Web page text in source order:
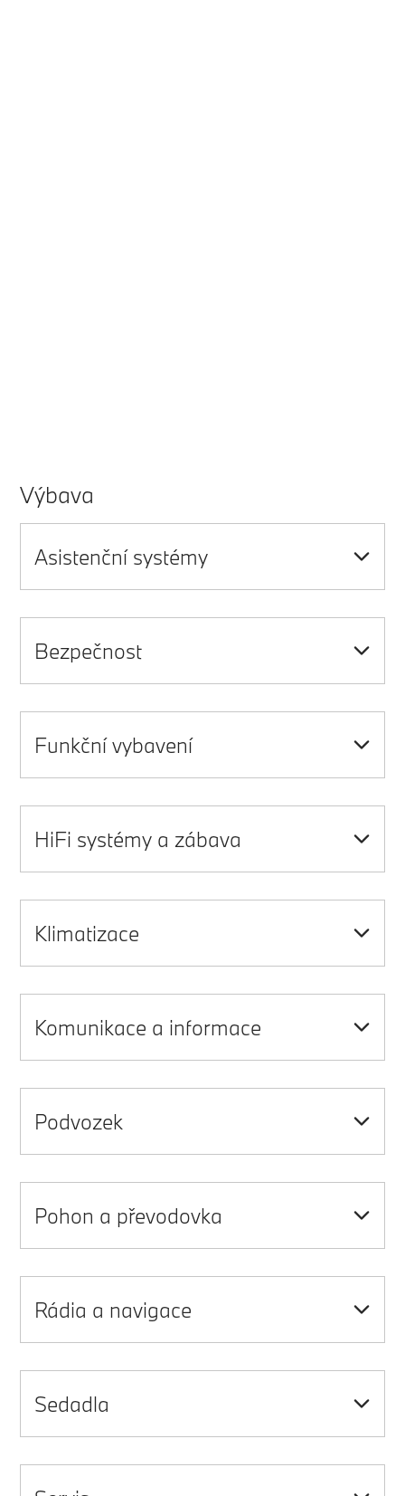
Výbava
Asistenční systémy
Bezpečnost
Funkční vybavení
HiFi systémy a zábava
Klimatizace
Komunikace a informace
Podvozek
Pohon a převodovka
Rádia a navigace
Sedadla